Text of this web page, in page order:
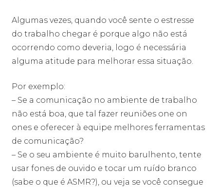
Algumas vezes, quando você sente o estresse
do trabalho chegar é porque algo não está
ocorrendo como deveria, logo é necessária
alguma atitude para melhorar essa situação.
Por exemplo:
– Se a comunicação no ambiente de trabalho
não está boa, que tal fazer reuniões one on
ones e oferecer à equipe melhores ferramentas
de comunicação?
– Se o seu ambiente é muito barulhento, tente
usar fones de ouvido e tocar um ruído branco
(sabe o que é ASMR?), ou veja se você consegue